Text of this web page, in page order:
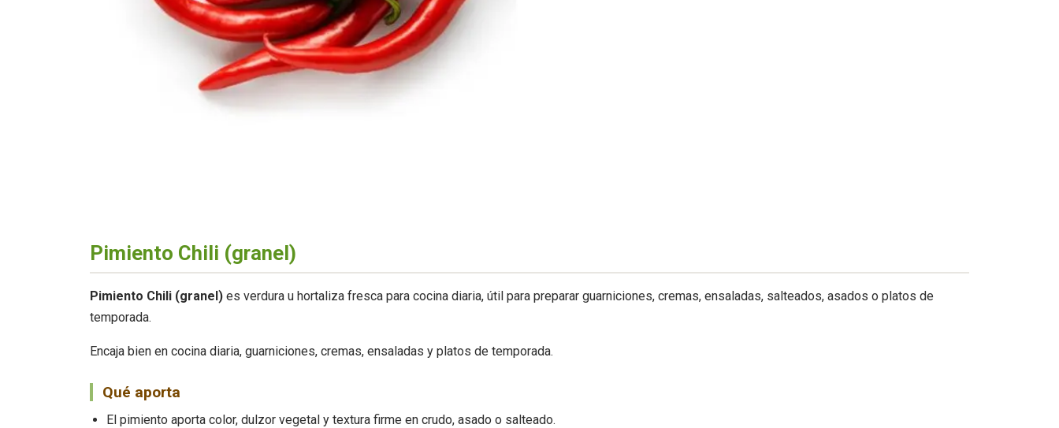
Pimiento Chili (granel)
Pimiento Chili (granel) es verdura u hortaliza fresca para cocina diaria, útil para preparar guarniciones, cremas, ensaladas, salteados, asados o platos de
temporada.
Encaja bien en cocina diaria, guarniciones, cremas, ensaladas y platos de temporada.
Qué aporta
El pimiento aporta color, dulzor vegetal y textura firme en crudo, asado o salteado.